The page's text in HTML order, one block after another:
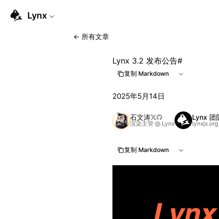
Lynx
Lynx 3.2 发布公告#
复制 Markdown
← 所有文章
2025年5月14日
石文涛
渲染主管 @ Lynx
Lynx 团
lynxjs.org
复制 Markdown